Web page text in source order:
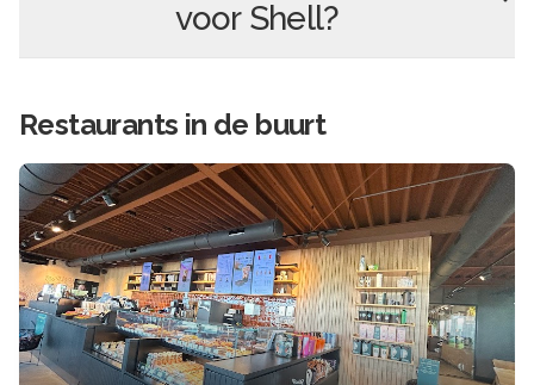
voor Shell?
Restaurants in de buurt